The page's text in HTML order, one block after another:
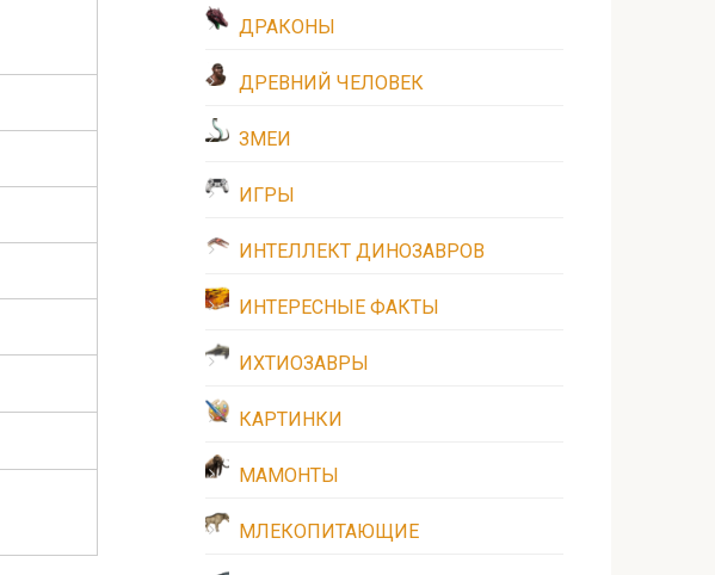
ДРАКОНЫ
ДРЕВНИЙ ЧЕЛОВЕК
ЗМЕИ
ИГРЫ
ИНТЕЛЛЕКТ ДИНОЗАВРОВ
ИНТЕРЕСНЫЕ ФАКТЫ
ИХТИОЗАВРЫ
КАРТИНКИ
МАМОНТЫ
МЛЕКОПИТАЮЩИЕ